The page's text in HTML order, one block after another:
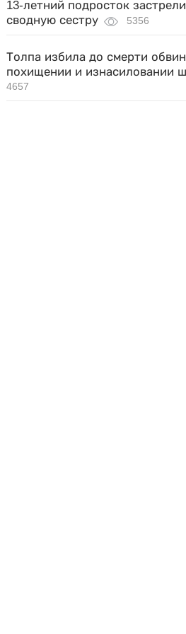
13-летний подросток
сводную сестру
5356
Толпа избила до смерти
похищении и изнасиловании
4657